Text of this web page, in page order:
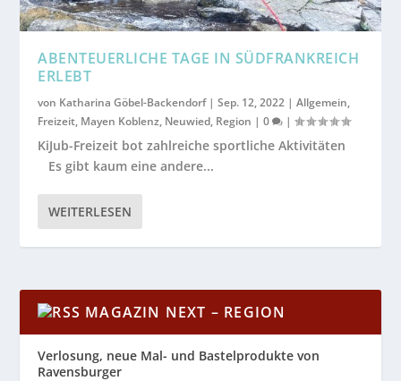
ABENTEUERLICHE TAGE IN SÜDFRANKREICH
ERLEBT
von Katharina Göbel-Backendorf|Sep. 12, 2022 |Allgemein,
Freizeit, Mayen Koblenz, Neuwied, Region |0 |
KiJub-Freizeit bot zahlreiche sportliche Aktivitäten
Es gibt kaum eine andere...
WEITERLESEN
MAGAZIN NEXT – REGION
Verlosung, neue Mal- und Bastelprodukte von
Ravensburger